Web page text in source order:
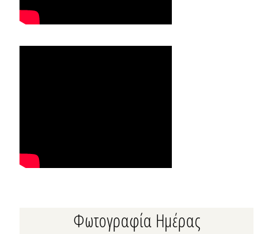
Φωτογραφία Ημέρας